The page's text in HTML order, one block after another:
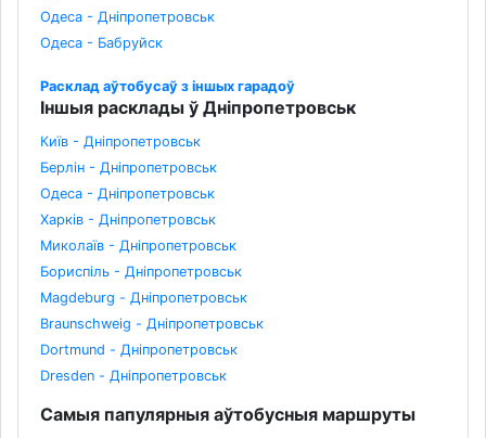
Одеса - Дніпропетровськ
Одеса - Бабруйск
Расклад аўтобусаў з іншых гарадоў
Іншыя расклады ў Дніпропетровськ
Київ - Дніпропетровськ
Берлін - Дніпропетровськ
Одеса - Дніпропетровськ
Харків - Дніпропетровськ
Миколаїв - Дніпропетровськ
Бориспіль - Дніпропетровськ
Magdeburg - Дніпропетровськ
Braunschweig - Дніпропетровськ
Dortmund - Дніпропетровськ
Dresden - Дніпропетровськ
Самыя папулярныя аўтобусныя маршруты